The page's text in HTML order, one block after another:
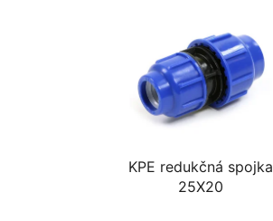
KPE redukčná spojka
25X20